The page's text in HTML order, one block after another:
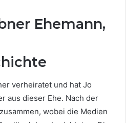
Ehemann,
verheiratet und hat Jo
aus dieser Ehe. Nach der
wobei die Medien